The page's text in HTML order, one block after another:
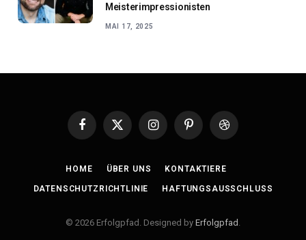
Meisterimpressionisten
MAI 17, 2025
Facebook
X
InstagramPinterestDribbble
HOME ÜBER UNS KONTAKTIERE
DATENSCHUTZRICHTLINIE HAFTUNGSAUSSCHLUSS
© 2026 Erfolgpfad. Designed by Erfolgpfad .